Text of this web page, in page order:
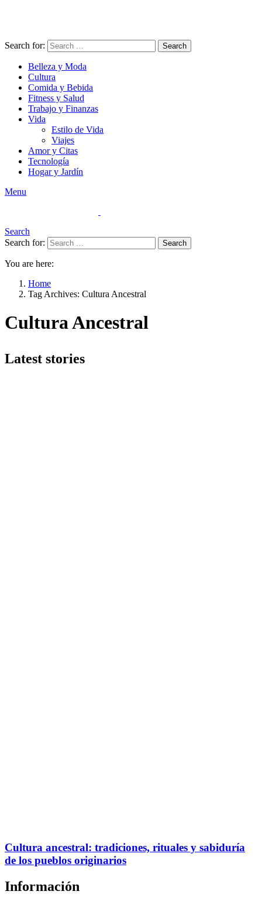
Search for: Search
Belleza y Moda
Cultura
Comida y Bebida
Fitness y Salud
Trabajo y Finanzas
Vida
Estilo de Vida
Viajes
Amor y Citas
Tecnología
Hogar y Jardín
Menu
Search
Search for:
Search
You are here:
Home
Tag Archives: Cultura Ancestral
Cultura Ancestral
Latest stories
Cultura ancestral: tradiciones, rituales y sabiduría
de los pueblos originarios
Información